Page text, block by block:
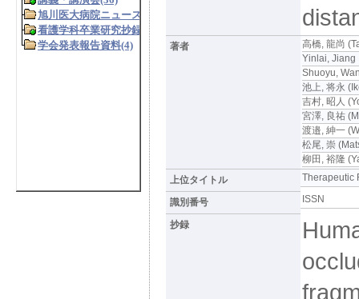
著者
高橋, 龍尚
Yinlai, Jiang
Shuoyu,
池上, 将永
吉村, 昭人
宮澤, 良祐
渡邉, 紳一
松尾, 崇
柳田, 裕隆
上位タイトル
Therapeutic
識別番号 ISSN
抄録